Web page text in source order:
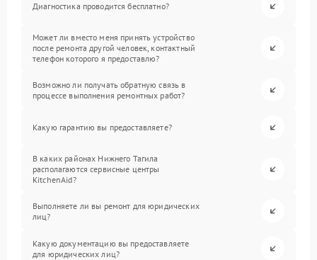
Диагностика проводится бесплатно?
Может ли вместо меня принять устройство
после ремонта другой человек, контактный
телефон которого я предоставлю?
Возможно ли получать обратную связь в
процессе выполнения ремонтных работ?
Какую гарантию вы предоставляете?
В каких районах Нижнего Тагила
располагаются сервисные центры
KitchenAid?
Выполняете ли вы ремонт для юридических
лиц?
Какую документацию вы предоставляете
для юридических лиц?